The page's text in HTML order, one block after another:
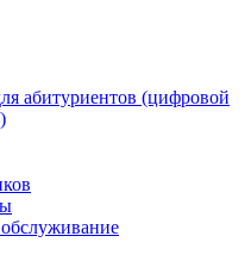
абитуриентов (цифровой